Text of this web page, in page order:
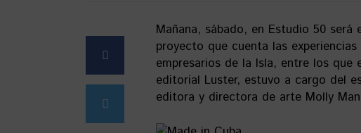
Mañana, sábado, en Estudio 50 será
proyecto que cuenta las
empresarios de la Isla, entre los que
editorial Luster, estuvo a cargo del
editora y directora de arte Molly